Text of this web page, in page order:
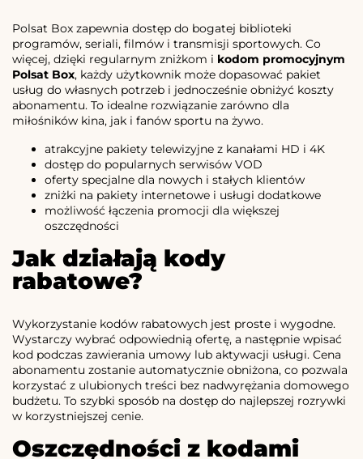
Polsat Box zapewnia dostęp do bogatej biblioteki
programów, seriali, filmów i transmisji sportowych. Co
więcej, dzięki regularnym zniżkom i kodom promocyjnym
Polsat Box, każdy użytkownik może dopasować pakiet
usług do własnych potrzeb i jednocześnie obniżyć koszty
abonamentu. To idealne rozwiązanie zarówno dla
miłośników kina, jak i fanów sportu na żywo.
atrakcyjne pakiety telewizyjne z kanałami HD i 4K
dostęp do popularnych serwisów VOD
oferty specjalne dla nowych i stałych klientów
zniżki na pakiety internetowe i usługi dodatkowe
możliwość łączenia promocji dla większej
oszczędności
Jak działają kody
rabatowe?
Wykorzystanie kodów rabatowych jest proste i wygodne.
Wystarczy wybrać odpowiednią ofertę, a następnie wpisać
kod podczas zawierania umowy lub aktywacji usługi. Cena
abonamentu zostanie automatycznie obniżona, co pozwala
korzystać z ulubionych treści bez nadwyrężania domowego
budżetu. To szybki sposób na dostęp do najlepszej rozrywki
w korzystniejszej cenie.
Oszczędności z kodami